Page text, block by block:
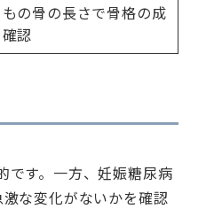
の骨の長さで骨格の成
認
です。一方、妊娠糖尿病
な変化がないかを確認